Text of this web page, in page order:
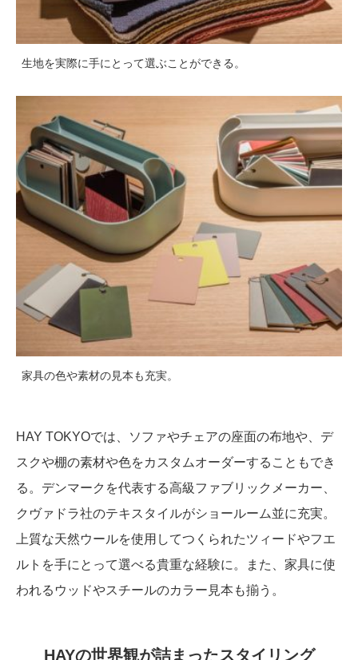
生地を実際に手にとって選ぶことができる。
家具の色や素材の見本も充実。
HAY TOKYOでは、ソファやチェアの座面の布地や、デ
スクや棚の素材や色をカスタムオーダーすることもでき
る。デンマークを代表する高級ファブリックメーカー、
クヴァドラ社のテキスタイルがショールーム並に充実。
上質な天然ウールを使用してつくられたツィードやフエ
ルトを手にとって選べる貴重な経験に。また、家具に使
われるウッドやスチールのカラー見本も揃う。
HAYの世界観が詰まったスタイリング